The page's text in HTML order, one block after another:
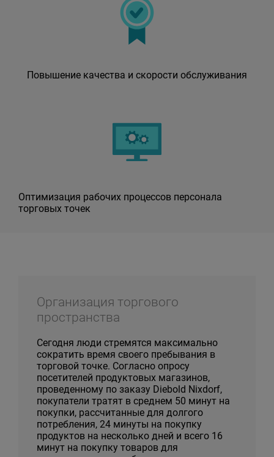
Повышение качества и скорости обслуживания
Оптимизация рабочих процессов персонала
торговых точек
Организация торгового
пространства
Сегодня люди стремятся максимально
сократить время своего пребывания в
торговой точке. Согласно опросу
посетителей продуктовых магазинов,
проведенному по заказу Diebold Nixdorf,
покупатели тратят в среднем 50 минут на
покупки, рассчитанные для долгого
потребления, 24 минуты на покупку
продуктов на несколько дней и всего 16
минут на покупку товаров для